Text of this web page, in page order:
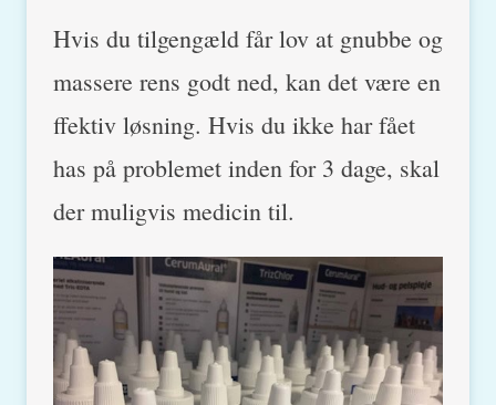
Hvis du tilgengæld får lov at gnubbe og
massere rens godt ned, kan det være en
ffektiv løsning. Hvis du ikke har fået
has på problemet inden for 3 dage, skal
der muligvis medicin til.